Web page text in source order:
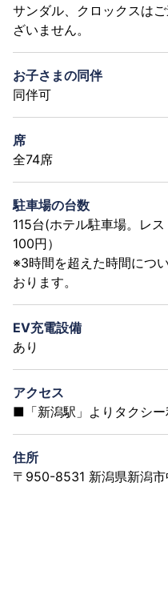
サンダル、クロックスは
ざいません。
お子さまの同伴
同伴可
席
全74席
駐車場の台数
115台(ホテル駐車場。レ
100円）
※3時間を超えた時間につ
おります。
EV充電設備
あり
アクセス
■「新潟駅」よりタクシ
住所
〒950-8531 新潟県新潟